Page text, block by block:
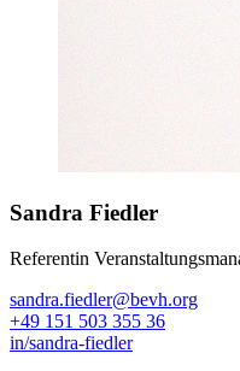
Sandra Fiedler
Referentin
sandra.fiedler@bevh.org
+49 151 503 355 36
in/sandra-fiedler